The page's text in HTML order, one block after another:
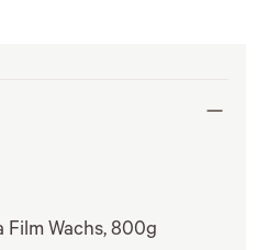
Film Wachs, 800g